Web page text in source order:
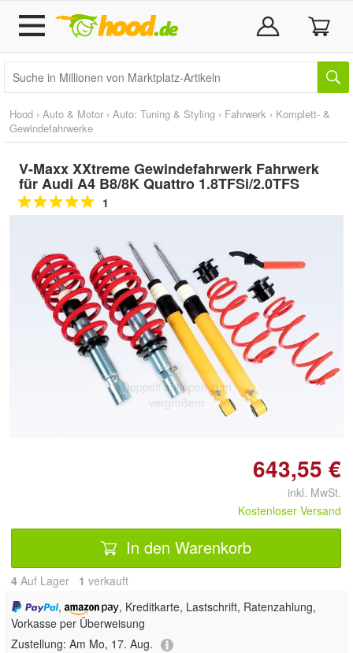
Hood › Auto & Motor › Auto: Tuning & Styling › Fahrwerk › Komplett- &
Gewindefahrwerke
V-Maxx XXtreme Gewindefahrwerk Fahrwerk
für Audi A4 B8/8K Quattro 1.8TFSi/2.0TFS
1
Doppelt antippen zum
vergrößern
643,55 €
inkl. MwSt.
Kostenloser Versand
In den Warenkorb
4 Auf Lager 1 verkauft
,
, Kreditkarte, Lastschrift, Ratenzahlung,
Vorkasse per Überweisung
Zustellung: Am Mo, 17. Aug.